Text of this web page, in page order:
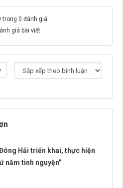
trong 0 đánh giá
giá bài viết
Hải triển khai, thực hiện
năm tình nguyện”